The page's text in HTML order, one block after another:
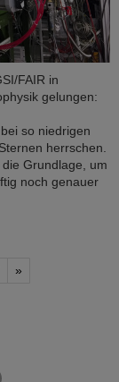
FAIR in
gelungen:
so niedrigen
herrschen.
Grundlage, um
noch genauer
»